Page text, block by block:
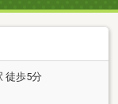
徒歩5分